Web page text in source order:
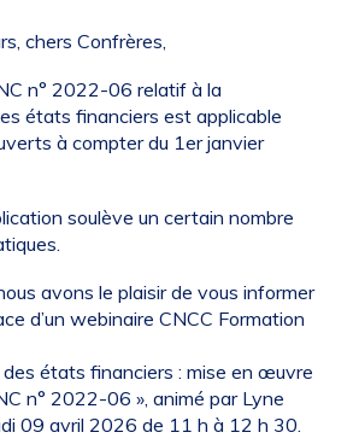
chers Confrères,
n° 2022-06 relatif à la
états financiers est applicable
à compter du 1er janvier
soulève un certain nombre
avons le plaisir de vous informer
d’un webinaire CNCC Formation
états financiers : mise en œuvre
n° 2022-06 », animé par Lyne
09 avril 2026 de 11 h à 12 h 30.